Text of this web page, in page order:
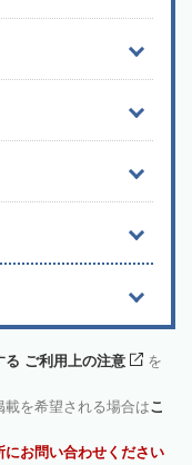
る ご利用上の注意
を
載を希望される場合はこ
お問い合わせください